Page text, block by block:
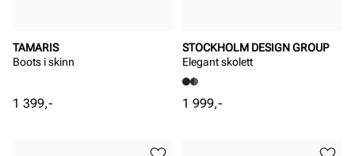
TAMARIS
Boots i skinn
Pris
1 399,-
STOCKHOLM DESIGN GROUP
Elegant skolett
Pris
1 999,-